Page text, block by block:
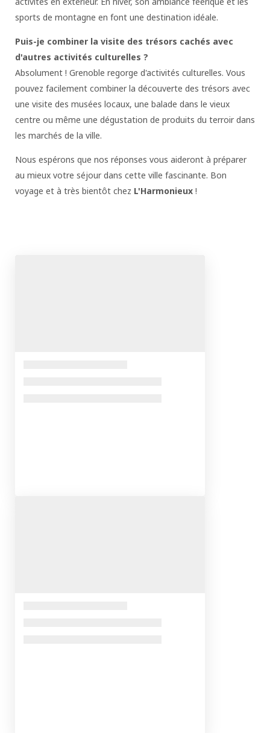
sports de montagne en font une destination idéale.
Puis-je combiner la visite des trésors cachés avec
d'autres activités culturelles ?
Absolument ! Grenoble regorge d'activités culturelles. Vous
pouvez facilement combiner la découverte des trésors avec
une visite des musées locaux, une balade dans le vieux
centre ou même une dégustation de produits du terroir dans
les marchés de la ville.
Nous espérons que nos réponses vous aideront à préparer
au mieux votre séjour dans cette ville fascinante. Bon
voyage et à très bientôt chez L'Harmonieux!